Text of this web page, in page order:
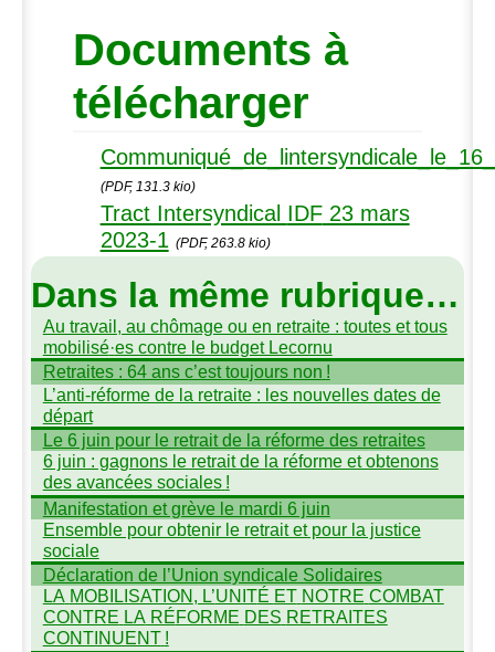
Documents à
télécharger
(PDF, 131.3 kio)
Tract Intersyndical IDF23 mars
2023-1 (PDF, 263.8 kio)
Dans la même rubrique…
Au travail, au chômage ou en retraite : toutes et tous
mobilisé·es contre le budget Lecornu
Retraites : 64 ans c’est toujours non !
L’anti-réforme de la retraite : les nouvelles dates de
départ
Le 6 juin pour le retrait de la réforme des retraites
6 juin : gagnons le retrait de la réforme et obtenons
des avancées sociales !
Manifestation et grève le mardi 6 juin
Ensemble pour obtenir le retrait et pour la justice
sociale
Déclaration de l’Union syndicale Solidaires
LA MOBILISATION, L’UNITÉ ET NOTRE COMBAT
CONTRE LA RÉFORME DES RETRAITES
CONTINUENT !